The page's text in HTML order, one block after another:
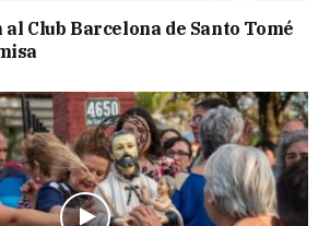
Club Barcelona de Santo Tomé